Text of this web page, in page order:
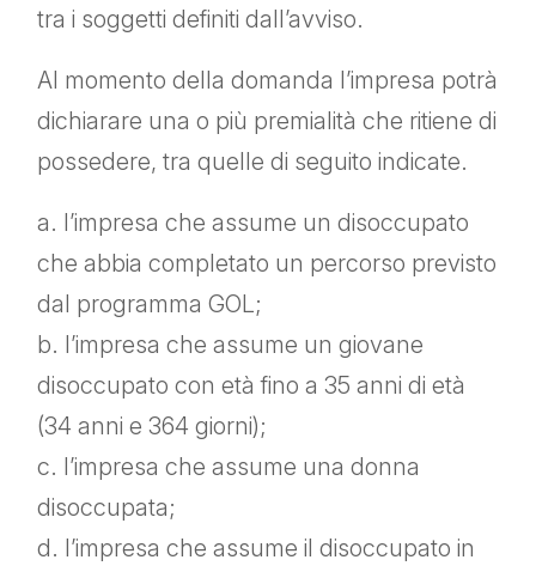
tra i soggetti definiti dall’avviso.
Al momento della domanda l’impresa potrà
dichiarare una o più premialità che ritiene di
possedere, tra quelle di seguito indicate.
a. l’impresa che assume un disoccupato
che abbia completato un percorso previsto
dal programma GOL;
b. l’impresa che assume un giovane
disoccupato con età fino a 35 anni di età
(34 anni e 364 giorni);
c. l’impresa che assume una donna
disoccupata;
d. l’impresa che assume il disoccupato in